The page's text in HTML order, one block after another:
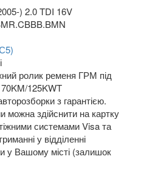
keyboard_arrow_down
) 2.0 TDI 16V
ролик ременя ГРМ під
125KWT
з гарантією.
можна здійснити на картку
системами Visa та
у відділенні
у Вашому місті (залишок